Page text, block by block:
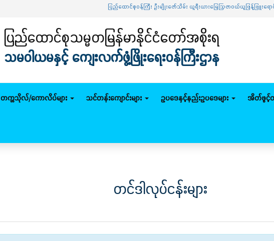
ပြည်ထောင်စုဝန်ကြီး ဦးမျိုးဇော်သိမ်း ယူရီးယားမြေဩဇာဝယ်ယူဖြန့်ဖြူးရောင်းချရေး
ပြည်ထောင်စုသမ္မတမြန်မာနိုင်ငံတော်အစိုးရ
သမဝါယမနှင့် ကျေးလက်ဖွံ့ဖြိုးရေးဝန်ကြီးဌာန
တက္ကသိုလ်/ကောလိပ်များ သင်တန်းကျောင်းများ ဥပဒေနှင့်နည်းဥပဒေများ အိတ်ဖွင့်တ
တင်ဒါလုပ်ငန်းများ